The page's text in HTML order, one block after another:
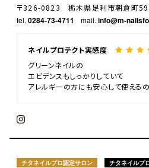
〒326-0823 栃木県足利市朝倉町
tel. 0284-73-4711 mail. info@m-
ネイルプロテクト実感度
グリーンネイルの
エビデンスもしっかりしていて
アレルギーの方にも安心して使えるの
チタネイルプロ認定サロン チタネイルプ